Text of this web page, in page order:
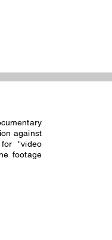
against
"video
footage